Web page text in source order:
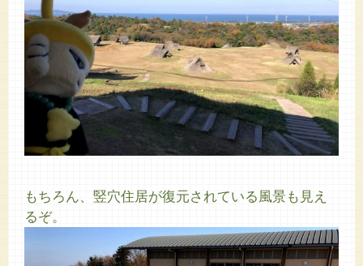
もちろん、竪穴住居が復元されている風景も見え
るぞ。